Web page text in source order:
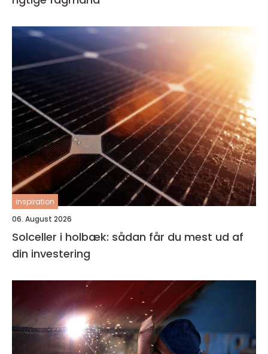
inspiration
06. August 2026
Solceller i holbæk: sådan får du mest ud af
din investering